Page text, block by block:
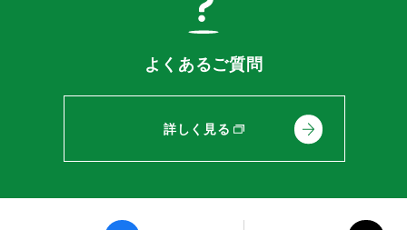
よくあるご質問
詳しく見る